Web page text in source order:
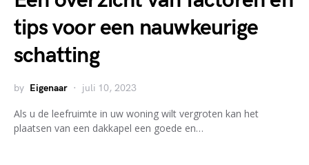
tips voor een nauwkeurige
schatting
by Eigenaar juli 10, 2023
Als u de leefruimte in uw woning wilt vergroten kan het
plaatsen van een dakkapel een goede en…